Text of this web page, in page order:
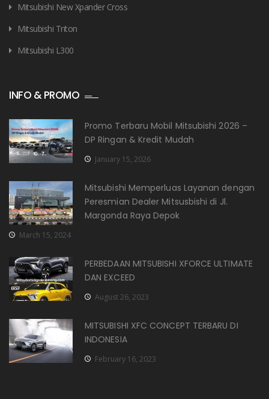
Mitsubishi New Xpander Cross
Mitsubishi Triton
Mitsubishi L300
INFO & PROMO
Promo Terbaru Mobil Mitsubishi 2026 –
DP Ringan & Kredit Mudah
January 15, 2026
Mitsubishi Memperluas Layanan dengan
Peresmian Dealer Mitsusbishi di Jl.
Margonda Raya Depok
March 15, 2024
PERBEDAAN MITSUBISHI XFORCE ULTIMATE
DAN EXCEED
August 26, 2023
MITSUBISHI XFC CONCEPT TERBARU DI
INDONESIA
February 16, 2023